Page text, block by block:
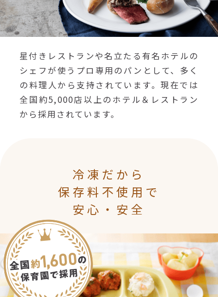
星付きレストランや名立たる有名ホテルの
シェフが使うプロ専用のパンとして、多く
の料理人から支持されています。現在では
全国約5,000店以上のホテル＆レストラン
から採用されています。
冷凍だから
保存料不使用で
安心・安全